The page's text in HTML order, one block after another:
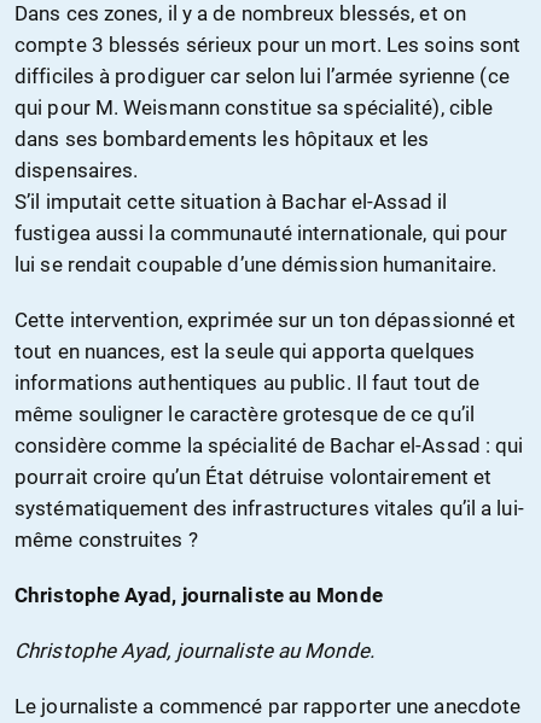
Dans ces zones, il y a de nombreux blessés, et on
compte 3 blessés sérieux pour un mort. Les soins sont
difficiles à prodiguer car selon lui l’armée syrienne (ce
qui pour M. Weismann constitue sa spécialité), cible
dans ses bombardements les hôpitaux et les
dispensaires.
S’il imputait cette situation à Bachar el-Assad il
fustigea aussi la communauté internationale, qui pour
lui se rendait coupable d’une démission humanitaire.
Cette intervention, exprimée sur un ton dépassionné et
tout en nuances, est la seule qui apporta quelques
informations authentiques au public. Il faut tout de
même souligner le caractère grotesque de ce qu’il
considère comme la spécialité de Bachar el-Assad : qui
pourrait croire qu’un État détruise volontairement et
systématiquement des infrastructures vitales qu’il a lui-
même construites ?
Christophe Ayad, journaliste au Monde
Christophe Ayad, journaliste au Monde.
Le journaliste a commencé par rapporter une anecdote